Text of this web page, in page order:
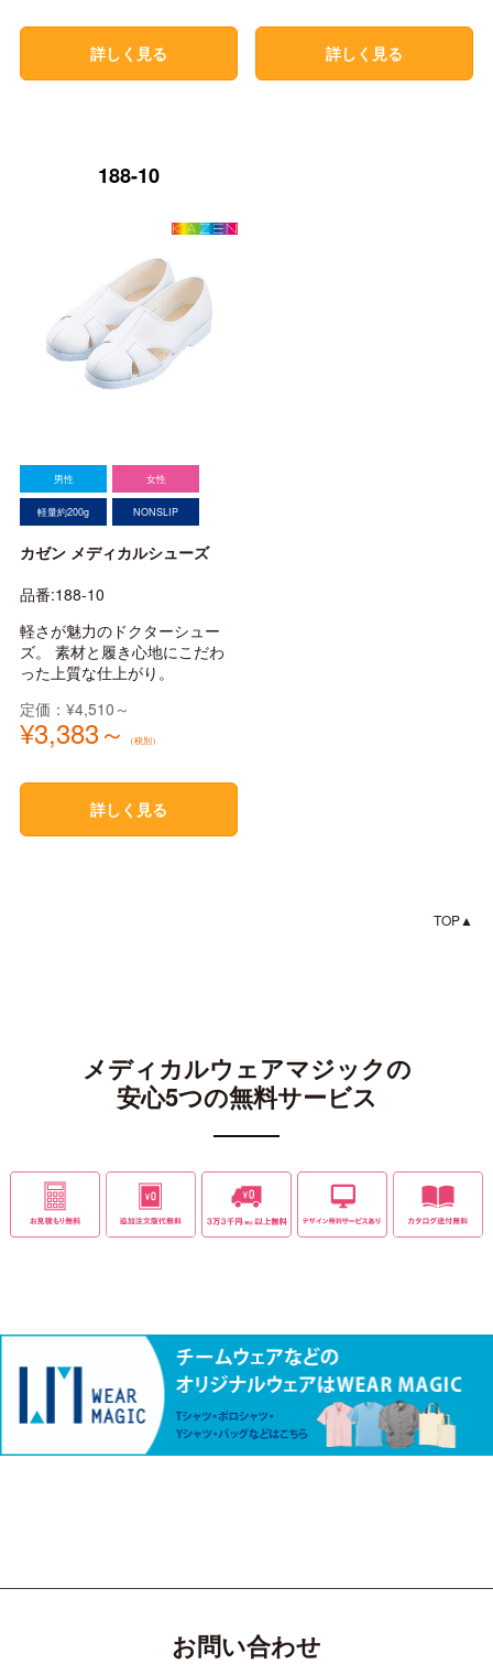
詳しく見る 詳しく見る
188-10
男性 女性
軽量約200g NONSLIP
カゼン メディカルシューズ
品番:188-10
軽さが魅力のドクターシュー
ズ。 素材と履き心地にこだわ
った上質な仕上がり。
定価：¥4,510～
¥3,383～ （税別）
詳しく見る
TOP▲
メディカルウェアマジックの
安心5つの無料サービス
お問い合わせ